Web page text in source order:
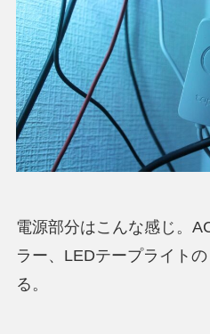
電源部分はこんな感じ。
ラー、LEDテープライト
る。